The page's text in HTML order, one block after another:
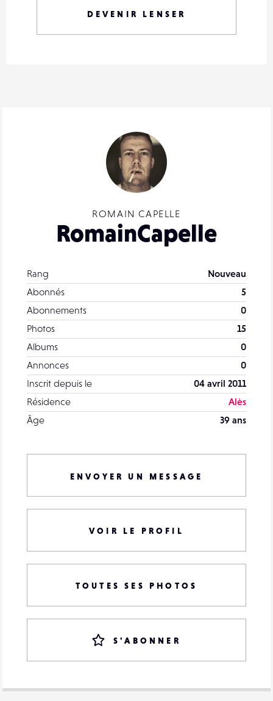
ROMAIN CAPELLE
RomainCapelle
Rang
Nouveau
Abonnés
5
Abonnements
0
Photos
15
Albums
0
Annonces
0
Inscrit depuis le
04 avril 2011
Résidence
Alès
Âge
39 ans
ENVOYER UN MESSAGE
VOIR LE PROFIL
TOUTES SES PHOTOS
S'ABONNER
DEVENIR LENSER